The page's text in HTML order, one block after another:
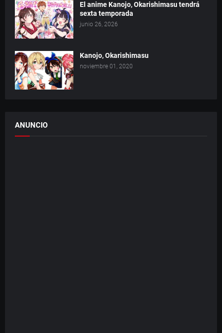
El anime Kanojo, Okarishimasu tendrá
sexta temporada
junio 26, 2026
Kanojo, Okarishimasu
noviembre 01, 2020
ANUNCIO